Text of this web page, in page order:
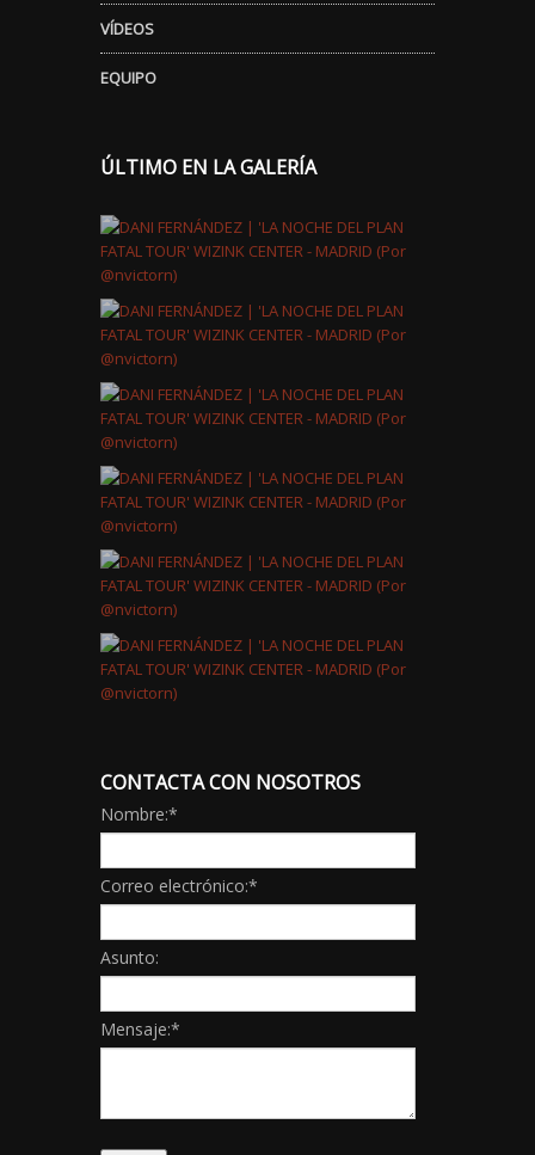
VÍDEOS
EQUIPO
ÚLTIMO EN LA GALERÍA
CONTACTA CON NOSOTROS
Nombre:*
Correo electrónico:*
Asunto:
Mensaje:*